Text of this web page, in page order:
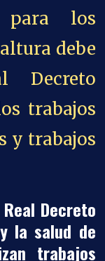
para los
debe
Decreto
trabajos
y trabajos
Decreto
la salud de
trabajos